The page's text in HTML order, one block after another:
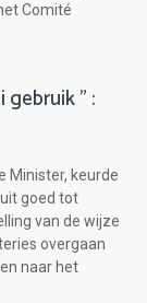
Comité
" :
Minister, keurde
goed tot
van de wijze
overgaan
naar het